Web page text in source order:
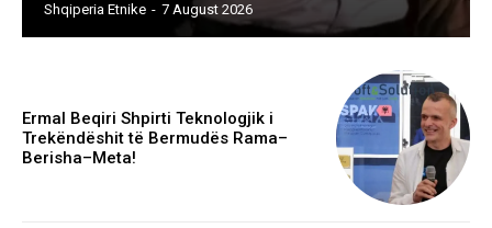
Shqiperia Etnike - 7 August 2026
Ermal Beqiri Shpirti Teknologjik i
Trekëndëshit të Bermudës Rama–
Berisha–Meta!